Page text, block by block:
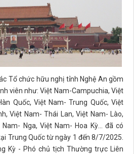
Tổ chức hữu nghị tỉnh Nghệ An gồm
viên như: Việt Nam-Campuchia, Việt
Quốc, Việt Nam- Trung Quốc, Việt
Việt Nam- Thái Lan, Việt Nam- Lào,
Nga, Việt Nam- Hoa Kỳ... đã có
Trung Quốc từ ngày 1 đến 8/7/2025.
Kỳ - Phó chủ tịch Thường trực Liên